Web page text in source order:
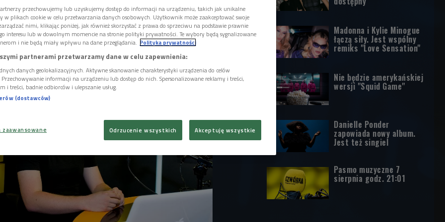
Ćwiek funduje nam "Dreszcz" - pełną
opowieść o podstarzałym miłośniku
nagle "ciepie piorun" i zmienia się
Madonna i Kylie Minogue
łączą siły. Jest wspólny
remiks "Love Sensation"
Nie będzie amerykańskiej
wersji "Squid Game"
Danielle Ponder
zapowiada nowy album.
Jest też singiel
Pasmo muzyczne 7
sierpnia godz. 21:01
przechowujemy lub uzyskujemy dostęp do informacji na urządzeniu, takich jak unikalne
w plikach cookie w celu przetwarzania danych osobowych. Użytkownik może zaakceptować swoje
nimi, klikając poniżej, jak również skorzystać z prawa do sprzeciwu na podstawie prawnie
interesu lub w dowolnym momencie na stronie polityki prywatności. Te wybory będą sygnalizowane
i nie będą miały wpływu na dane przeglądania. Polityka prywatności
partnerami przetwarzamy dane w celu zapewnienia:
danych geolokalizacyjnych. Aktywne skanowanie charakterystyki urządzenia do celów
informacji na urządzeniu lub dostęp do nich. Spersonalizowane reklamy i treści,
i treści, badnie odbiorców i ulepszanie usług.
(dostawców)
Odrzucenie wszystkich Akceptuję wszystkie